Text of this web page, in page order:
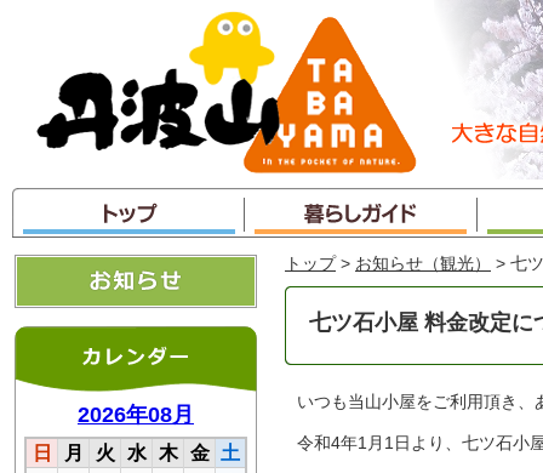
ャ
ン
プ
トップ > お知らせ（観光） > 七
七ツ石小屋 料金改定に
いつも当山小屋をご利用頂き、
令和4年1月1日より、七ツ石小